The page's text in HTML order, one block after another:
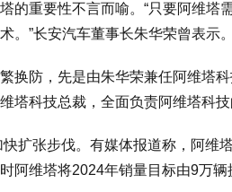
的重要性不言而喻。“只要阿维塔
。”长安汽车董事长朱华荣曾表示。
换防，先是由朱华荣兼任阿维塔
塔科技总裁，全面负责阿维塔科技
扩张步伐。有媒体报道称，阿维
阿维塔将2024年销量目标由9万辆